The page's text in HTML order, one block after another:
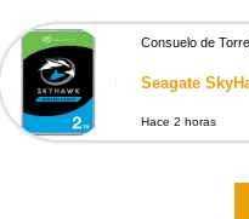
contenido
Consuelo de
Hace 2 horas